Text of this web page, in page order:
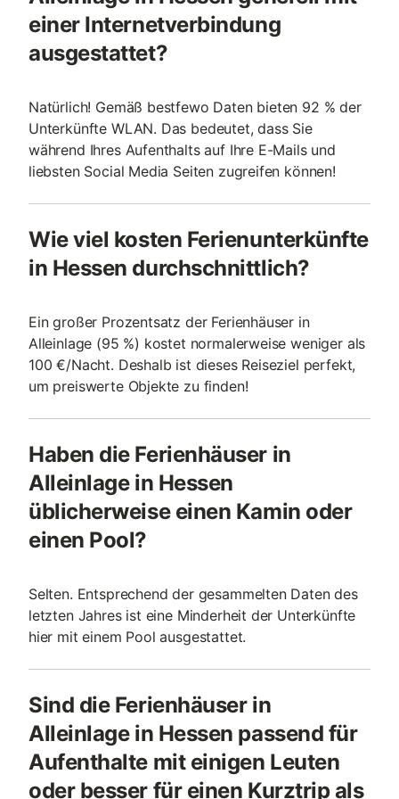
einer Internetverbindung
ausgestattet?
Natürlich! Gemäß bestfewo Daten bieten 92 % der
Unterkünfte WLAN. Das bedeutet, dass Sie
während Ihres Aufenthalts auf Ihre E-Mails und
liebsten Social Media Seiten zugreifen können!
Wie viel kosten Ferienunterkünfte
in Hessen durchschnittlich?
Ein großer Prozentsatz der Ferienhäuser in
Alleinlage (95 %) kostet normalerweise weniger als
100 €/Nacht. Deshalb ist dieses Reiseziel perfekt,
um preiswerte Objekte zu finden!
Haben die Ferienhäuser in
Alleinlage in Hessen
üblicherweise einen Kamin oder
einen Pool?
Selten. Entsprechend der gesammelten Daten des
letzten Jahres ist eine Minderheit der Unterkünfte
hier mit einem Pool ausgestattet.
Sind die Ferienhäuser in
Alleinlage in Hessen passend für
Aufenthalte mit einigen Leuten
oder besser für einen Kurztrip als